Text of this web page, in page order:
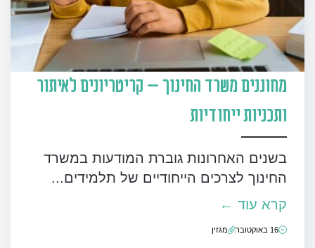
מחוננים משרד החינוך – קריטריונים לאיתור
ותכניות ייחודיות
בשנים האחרונות גוברת המודעות במשרד
החינוך לצרכים הייחודיים של תלמידים...
קרא עוד ←
מגזין 16 באוקטובר